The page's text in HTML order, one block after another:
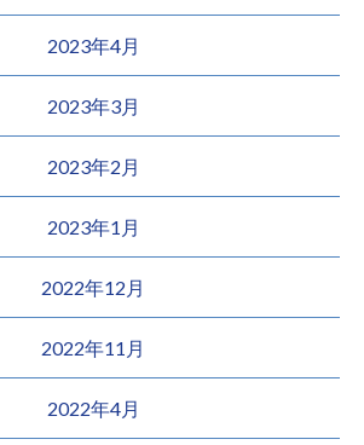
2023年4月
2023年3月
2023年2月
2023年1月
2022年12月
2022年11月
2022年4月